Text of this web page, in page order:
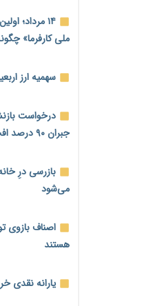
وام بدون رتبه
محدودیت صنایع
ورود بخش
امسال گسترده‌تر
مطالبه
شبکه برق
حساب‌های
شد؛ بدهی یک
۱۴ مرداد؛
ملی کارفرما»
سهمیه ارز اربعین ۱۴۰۵ اعلام شد؛ ۲۰۰ هزار دینار
درخواست
جبران ۹۰ درصد افت ضریب زمان برقراری
بازرسی درِ
می‌شود
اصناف بازوی
هستند
یارانه نقدی خرداد ۱۴۰۵ دهک‌های چهارم تا